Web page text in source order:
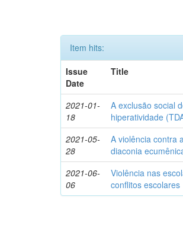
Item hits:
Issue
Date
Title
2021-01-
18
A exclusão social
hiperatividade
2021-05-
28
A violência contra
diaconia
2021-06-
06
Violência nas
conflitos escolares